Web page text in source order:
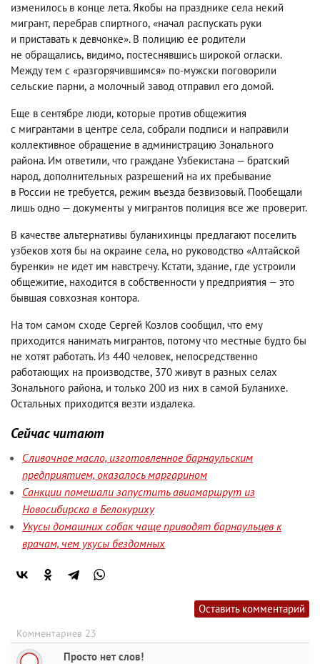
изменилось в конце лета. Якобы на празднике села некий
мигрант, перебрав спиртного, «начал распускать руки
и приставать к девчонке». В полицию ее родители
не обращались, видимо, постеснявшись широкой огласки.
Между тем с «разгорячившимся» по-мужски поговорили
сельские парни, а молочный завод отправил его домой.
Еще в сентябре люди, которые против общежития
с мигрантами в центре села, собрали подписи и направили
коллективное обращение в администрацию Зонального
района. Им ответили, что граждане Узбекистана — братский
народ, дополнительных разрешений на их пребывание
в России не требуется, режим въезда безвизовый. Пообещали
лишь одно — документы у мигрантов полиция все же проверит.
В качестве альтернативы буланихинцы предлагают поселить
узбеков хотя бы на окраине села, но руководство «Алтайской
буренки» не идет им навстречу. Кстати, здание, где устроили
общежитие, находится в собственности у предприятия — это
бывшая совхозная контора.
На том самом сходе Сергей Козлов сообщил, что ему
приходится нанимать мигрантов, потому что местные будто бы
не хотят работать. Из 440 человек, непосредственно
работающих на производстве, 370 живут в разных селах
Зонального района, и только 200 из них в самой Буланихе.
Остальных приходится везти издалека.
Сейчас читают
Сливочное масло, изготовленное барнаульским
предприятием, оказалось маргарином
Санкции помешали запустить авиамаршрут из
Новосибирска в Белокуриху
Укусы домашних собак чаще приводят барнаульцев к
врачам, чем укусы бездомных
Оставить комментарий
Комментариев 23
Просто нет слов!